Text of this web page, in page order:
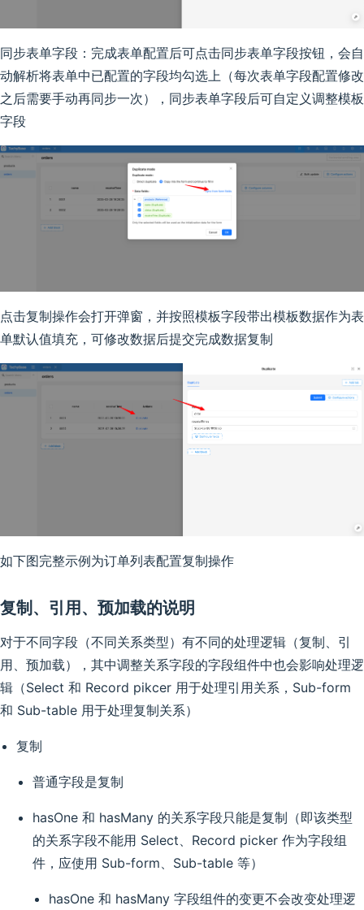
同步表单字段：完成表单配置后可点击同步表单字段按钮，会自
动解析将表单中已配置的字段均勾选上（每次表单字段配置修改
之后需要手动再同步一次），同步表单字段后可自定义调整模板
字段
点击复制操作会打开弹窗，并按照模板字段带出模板数据作为表
单默认值填充，可修改数据后提交完成数据复制
如下图完整示例为订单列表配置复制操作
复制、引用、预加载的说明
对于不同字段（不同关系类型）有不同的处理逻辑（复制、引
用、预加载），其中调整关系字段的字段组件中也会影响处理逻
辑（Select 和 Record pikcer 用于处理引用关系，Sub-form
和 Sub-table 用于处理复制关系）
复制
普通字段是复制
hasOne 和 hasMany 的关系字段只能是复制（即该类型
的关系字段不能用 Select、Record picker 作为字段组
件，应使用 Sub-form、Sub-table 等）
hasOne 和 hasMany 字段组件的变更不会改变处理逻